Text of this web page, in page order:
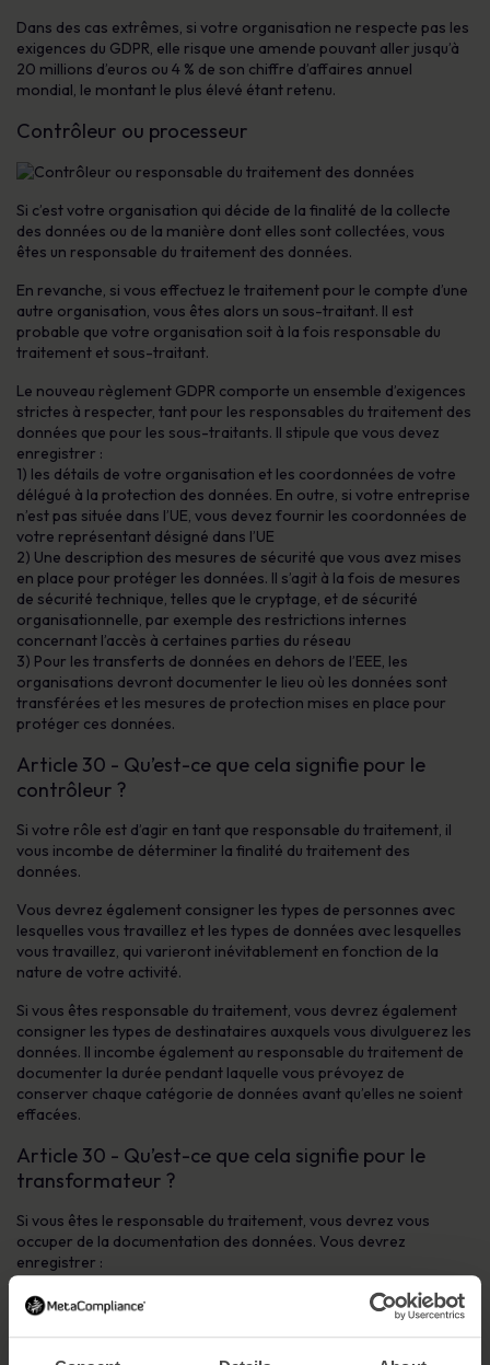
Dans des cas extrêmes, si votre organisation ne respecte pas les
exigences du GDPR, elle risque une amende pouvant aller jusqu’à
20 millions d’euros ou 4 % de son chiffre d’affaires annuel
mondial, le montant le plus élevé étant retenu.
Contrôleur ou processeur
Si c’est votre organisation qui décide de la finalité de la collecte
des données ou de la manière dont elles sont collectées, vous
êtes un responsable du traitement des données.
En revanche, si vous effectuez le traitement pour le compte d’une
autre organisation, vous êtes alors un sous-traitant. Il est
probable que votre organisation soit à la fois responsable du
traitement et sous-traitant.
Le nouveau règlement GDPR comporte un ensemble d’exigences
strictes à respecter, tant pour les responsables du traitement des
données que pour les sous-traitants. Il stipule que vous devez
enregistrer :
1) les détails de votre organisation et les coordonnées de votre
délégué à la protection des données. En outre, si votre entreprise
n’est pas située dans l’UE, vous devez fournir les coordonnées de
votre représentant désigné dans l’UE
2) Une description des mesures de sécurité que vous avez mises
en place pour protéger les données. Il s’agit à la fois de mesures
de sécurité technique, telles que le cryptage, et de sécurité
organisationnelle, par exemple des restrictions internes
concernant l’accès à certaines parties du réseau
3) Pour les transferts de données en dehors de l’EEE, les
organisations devront documenter le lieu où les données sont
transférées et les mesures de protection mises en place pour
protéger ces données.
Article 30 - Qu’est-ce que cela signifie pour le
contrôleur ?
Si votre rôle est d’agir en tant que responsable du traitement, il
vous incombe de déterminer la finalité du traitement des
données.
Vous devrez également consigner les types de personnes avec
lesquelles vous travaillez et les types de données avec lesquelles
vous travaillez, qui varieront inévitablement en fonction de la
nature de votre activité.
Si vous êtes responsable du traitement, vous devrez également
consigner les types de destinataires auxquels vous divulguerez les
données. Il incombe également au responsable du traitement de
documenter la durée pendant laquelle vous prévoyez de
conserver chaque catégorie de données avant qu’elles ne soient
effacées.
Article 30 - Qu’est-ce que cela signifie pour le
transformateur ?
Si vous êtes le responsable du traitement, vous devrez vous
occuper de la documentation des données. Vous devrez
enregistrer :
- les noms et les coordonnées du responsable du traitement
pour lequel vous traitez des données
- les coordonnées du DPD du responsable du traitement (s’il en a